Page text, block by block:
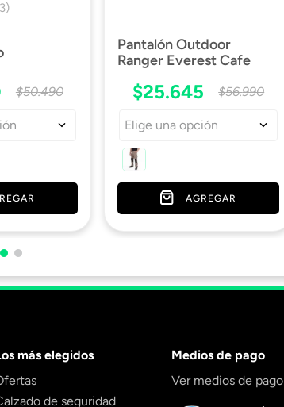
$50.490
Pantalón Outdoor
Ranger Everest Cafe
$25.645 $56.990
Elige una opción
AGREGAR
más elegidos
de seguridad
Medios de pago
Ver medios de pago